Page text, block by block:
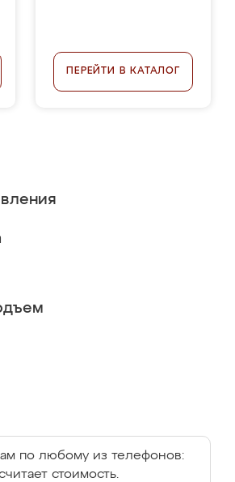
ПЕРЕЙТИ В КАТАЛОГ
по любому из телефонов:
стоимость.